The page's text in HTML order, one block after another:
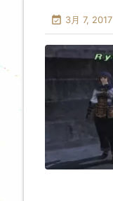
 3月 7, 2017